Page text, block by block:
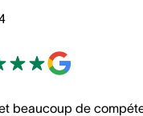
beaucoup de